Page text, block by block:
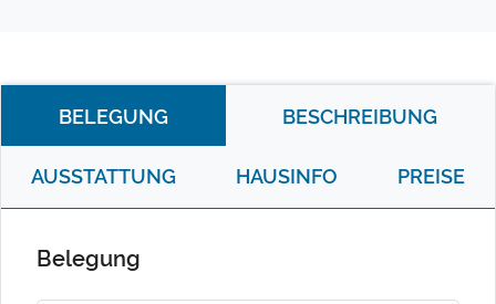
BELEGUNG BESCHREIBUNG
AUSSTATTUNG HAUSINFO PREISE
Belegung